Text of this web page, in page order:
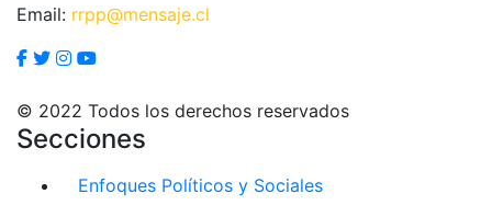
Email: rrpp@mensaje.cl
© 2022 Todos los derechos reservados
Secciones
Enfoques Políticos y Sociales